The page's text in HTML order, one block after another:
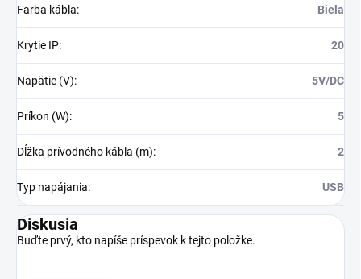
Farba kábla: Biela
Krytie IP: 20
Napätie (V): 5V/DC
Príkon (W): 5
Dĺžka prívodného kábla (m): 2
Typ napájania: USB
Diskusia
Buďte prvý, kto napíše príspevok k tejto položke.